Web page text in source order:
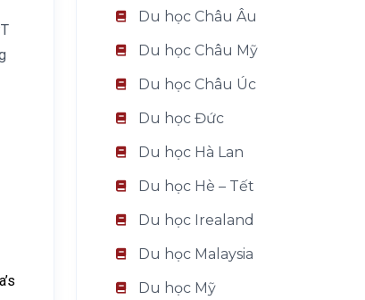
Du học Châu Âu
Du học Châu Mỹ
Du học Châu Úc
Du học Đức
Du học Hà Lan
Du học Hè – Tết
Du học Irealand
Du học Malaysia
Du học Mỹ